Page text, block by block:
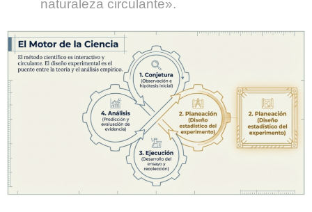
naturaleza circulante».